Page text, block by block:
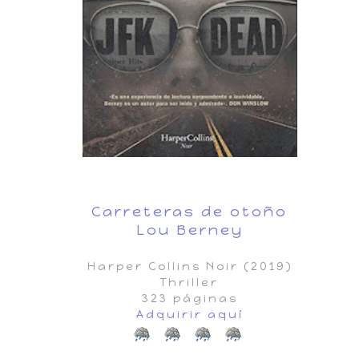
Carreteras de otoño
Lou Berney
Harper Collins Noir (2019)
Thriller
323 páginas
Adquirir aquí